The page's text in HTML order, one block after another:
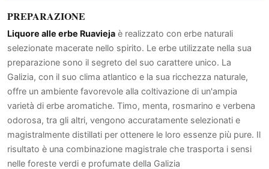
PREPARAZIONE
Liquore alle erbe Ruavieja è realizzato con erbe naturali
selezionate macerate nello spirito. Le erbe utilizzate nella sua
preparazione sono il segreto del suo carattere unico. La
Galizia, con il suo clima atlantico e la sua ricchezza naturale,
offre un ambiente favorevole alla coltivazione di un'ampia
varietà di erbe aromatiche. Timo, menta, rosmarino e verbena
odorosa, tra gli altri, vengono accuratamente selezionati e
magistralmente distillati per ottenere le loro essenze più pure. Il
risultato è una combinazione magistrale che trasporta i sensi
nelle foreste verdi e profumate della Galizia